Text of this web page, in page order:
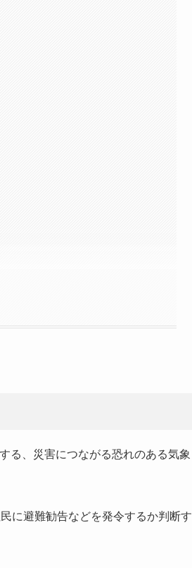
る、災害につながる恐れのある気象
に避難勧告などを発令するか判断す